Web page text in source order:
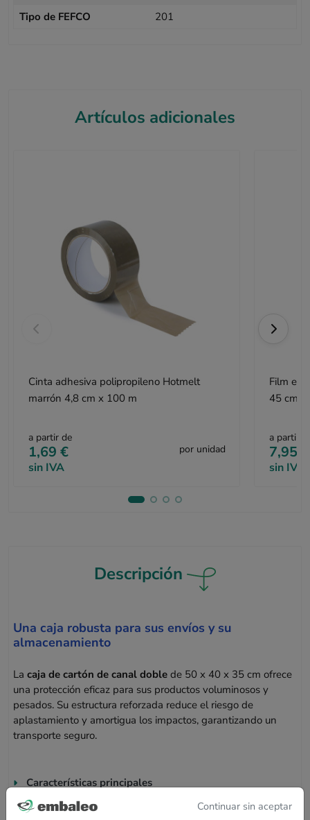
Tipo de FEFCO
201
Artículos adicionales
Cinta adhesiva polipropileno Hotmelt
marrón 4,8 cm x 100 m
a partir de
1,69 €
sin IVA
por unidad
Film
45 cm
a partir
7,95 €
sin IVA
Descripción
Una caja robusta para sus envíos y su
almacenamiento
Lacaja de cartón de canal doble de 50 x 40 x 35 cm ofrece
una protección eficaz para sus productos voluminosos y
pesados. Su estructura reforzada reduce el riesgo de
aplastamiento y amortigua los impactos, garantizando un
transporte seguro.
Características principales
Protección reforzada : Canal doble para una mayor
Continuar sin aceptar